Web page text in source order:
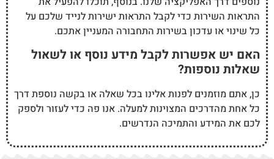
התראות השירות כדי לקבל התראות ישירות לנייד שלכם על
כל שינוי או עדכון בשירות התחבורה המעניין אתכם.
האם יש אפשרות לקבל מידע נוסף או לשאול
שאלות נוספות?
כן, אתם מוזמנים לפנות אלינו בכל שאלה או בקשה נוספת דרך
כל אחת מהדרכים המצוינות למעלה. אנו פה כדי לעזור ולספק
לכם את המידע והתמיכה הנדרשים.